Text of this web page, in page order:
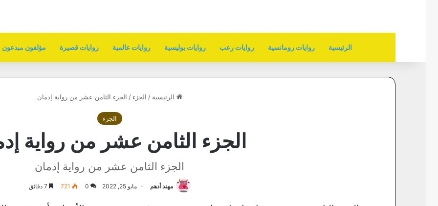
الرئيسية روايات رومانسية روايات رعب روايات بوليسية روايات عالمية روايات قصيرة مؤلفون مبدعون
الرئيسية / الجزء / الجزء الثامن عشر من رواية إدمان
الجزء
الجزء الثامن عشر من رواية
الجزء الثامن عشر من رواية إدمان
مهند أدهم مايو 25, 2022 0
721